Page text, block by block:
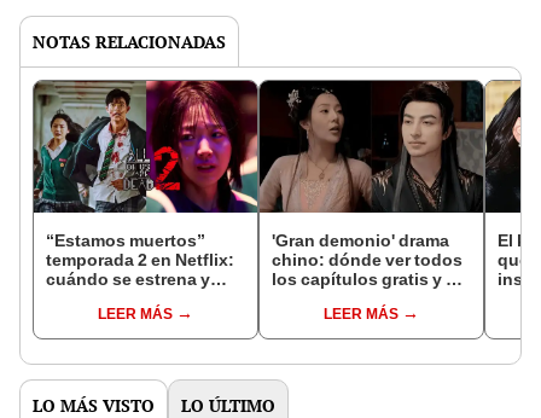
NOTAS RELACIONADAS
“Estamos muertos”
temporada 2 en Netflix:
cuándo se estrena y
temporadaLEER MÁS
'Gran demonio' drama
chino: dónde ver todos
los capítulos gratis y en
LEER MÁS
El k-
que
LO MÁS VISTO LO ÚLTIMO